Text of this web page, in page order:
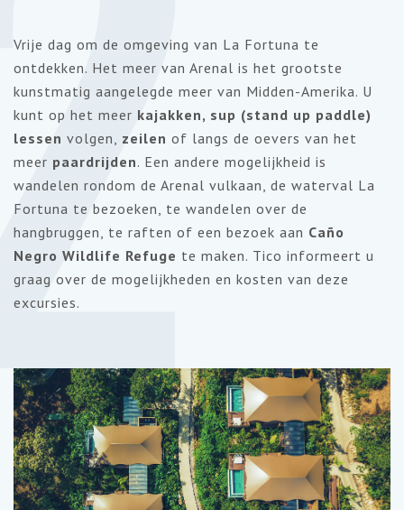
Vrije dag om de omgeving van La Fortuna te
ontdekken. Het meer van Arenal is het grootste
kunstmatig aangelegde meer van Midden-Amerika. U
kunt op het meer kajakken, sup (stand up paddle)
lessen volgen, zeilen of langs de oevers van het
meer paardrijden. Een andere mogelijkheid is
wandelen rondom de Arenal vulkaan, de waterval La
Fortuna te bezoeken, te wandelen over de
hangbruggen, te raften of een bezoek aan Caño
Negro Wildlife Refuge te maken. Tico informeert u
graag over de mogelijkheden en kosten van deze
excursies.